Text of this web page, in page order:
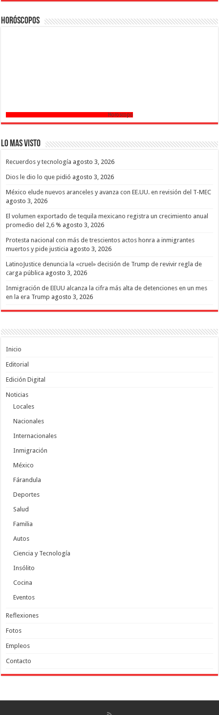
Horóscopos
Horoscopo
Lo mas Visto
Recuerdos y tecnología agosto 3, 2026
Dios le dio lo que pidió agosto 3, 2026
México elude nuevos aranceles y avanza con EE.UU. en revisión del T-MEC
agosto 3, 2026
El volumen exportado de tequila mexicano registra un crecimiento anual
promedio del 2,6 % agosto 3, 2026
Protesta nacional con más de trescientos actos honra a inmigrantes
muertos y pide justicia agosto 3, 2026
LatinoJustice denuncia la «cruel» decisión de Trump de revivir regla de
carga pública agosto 3, 2026
Inmigración de EEUU alcanza la cifra más alta de detenciones en un mes
en la era Trump agosto 3, 2026
Inicio
Editorial
Edición Digital
Noticias
Locales
Nacionales
Internacionales
Inmigración
México
Fárandula
Deportes
Salud
Familia
Autos
Ciencia y Tecnología
Insólito
Cocina
Eventos
Reflexiones
Fotos
Empleos
Contacto